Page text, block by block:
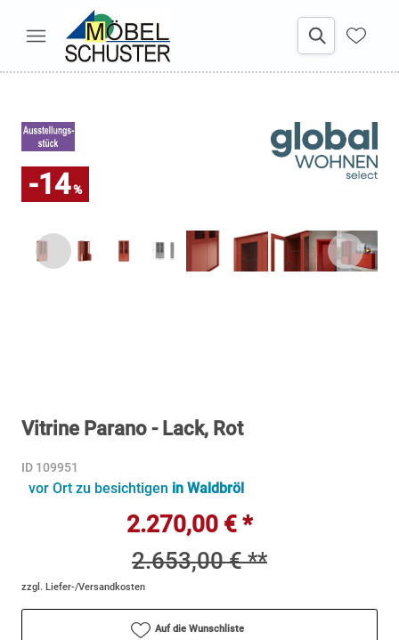
-14%
Vitrine Parano - Lack, Rot
ID 109951
vor Ort zu besichtigen in Waldbröl
2.270,00 € *
2.653,00 € **
zzgl. Liefer-/Versandkosten
Auf die Wunschliste